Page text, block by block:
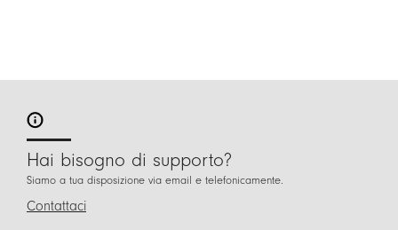
Hai bisogno di supporto?
Siamo a tua disposizione via email e telefonicamente.
Contattaci